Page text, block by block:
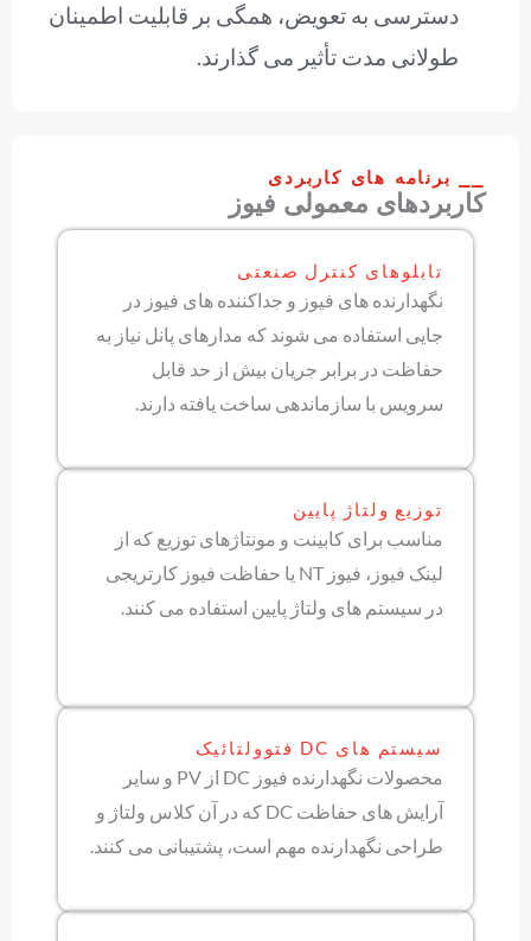
دسترسی به تعویض، همگی بر قابلیت اطمینان
طولانی مدت تأثیر می گذارند.
⎯⎯ برنامه های کاربردی
کاربردهای معمولی فیوز
تابلوهای کنترل صنعتی
نگهدارنده های فیوز و جداکننده های فیوز در
جایی استفاده می شوند که مدارهای پانل نیاز به
حفاظت در برابر جریان بیش از حد قابل
سرویس با سازماندهی ساخت یافته دارند.
توزیع ولتاژ پایین
مناسب برای کابینت و مونتاژهای توزیع که از
لینک فیوز، فیوز NT یا حفاظت فیوز کارتریجی
در سیستم های ولتاژ پایین استفاده می کنند.
سیستم های DC فتوولتائیک
محصولات نگهدارنده فیوز DC از PV و سایر
آرایش های حفاظت DC که در آن کلاس ولتاژ و
طراحی نگهدارنده مهم است، پشتیبانی می کنند.